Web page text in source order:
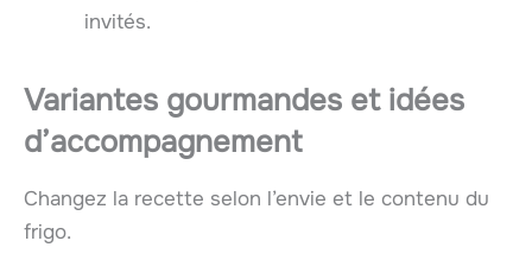
invités.
Variantes gourmandes et idées
d’accompagnement
Changez la recette selon l’envie et le contenu du
frigo.